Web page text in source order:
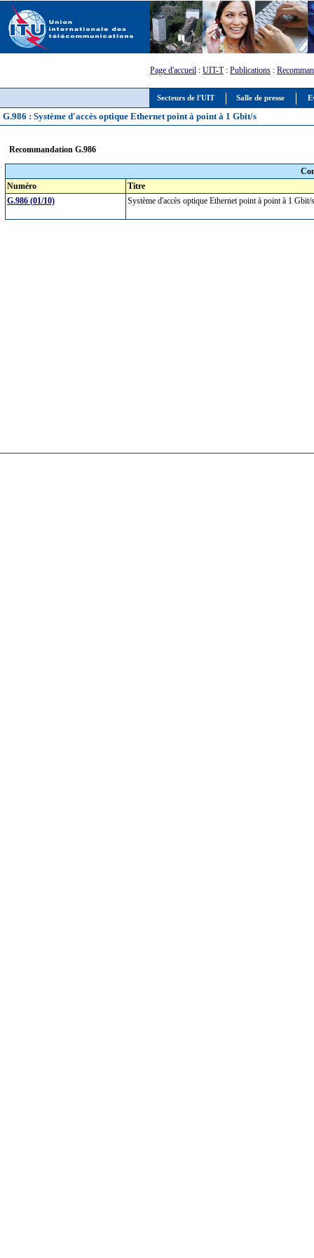
Secteurs de l'UIT Salle de presse
Page d'accueil : UIT-T: Publications :
G.986 : Système d'accès optique Ethernet point à point à 1 Gbit/s
Recommandation G.986
Numéro
Titre
G.986 (01/10)
Système d'accès optique Ethernet point à point à 1